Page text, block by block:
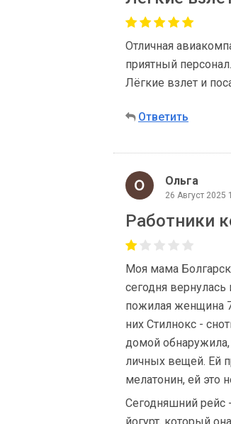
Отличная
приятный
Лёгкие взлет и
Ответить
Ольга
26 Август 2025
Работники
Моя мама
сегодня
пожилая женщина
них Стилнокс -
домой
личных вещей. Ей
мелатонин, ей это
Сегодняшний рейс